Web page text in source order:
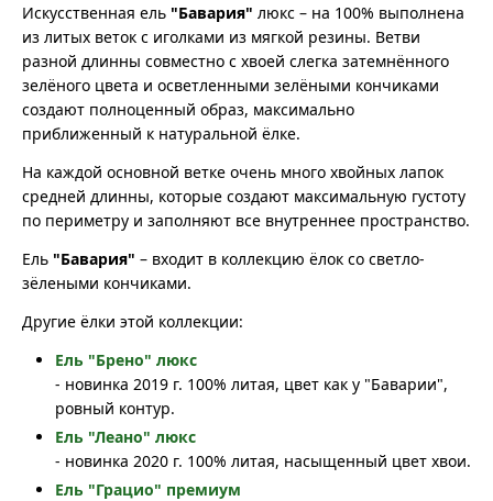
Искусственная ель "Бавария" люкс – на 100% выполнена
из литых веток с иголками из мягкой резины. Ветви
разной длинны совместно с хвоей слегка затемнённого
зелёного цвета и осветленными зелёными кончиками
создают полноценный образ, максимально
приближенный к натуральной ёлке.
На каждой основной ветке очень много хвойных лапок
средней длинны, которые создают максимальную густоту
по периметру и заполняют все внутреннее пространство.
Ель "Бавария" – входит в коллекцию ёлок со светло-
зёлеными кончиками.
Другие ёлки этой коллекции:
Ель "Брено" люкс
- новинка 2019 г. 100% литая, цвет как у "Баварии",
ровный контур.
Ель "Леано" люкс
- новинка 2020 г. 100% литая, насыщенный цвет хвои.
Ель "Грацио" премиум